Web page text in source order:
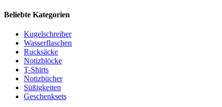
Beliebte Kategorien
Kugelschreiber
Wasserflaschen
Rucksäcke
Notizblöcke
T-Shirts
Notizbücher
Süßigkeiten
Geschenksets